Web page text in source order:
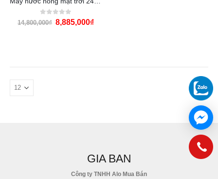
0out of 5
14,800,000₫ 8,885,000₫
GIA BAN
Công ty TNHH Alo Mua Bán